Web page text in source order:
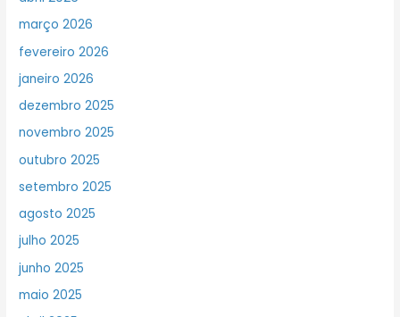
março 2026
fevereiro 2026
janeiro 2026
dezembro 2025
novembro 2025
outubro 2025
setembro 2025
agosto 2025
julho 2025
junho 2025
maio 2025